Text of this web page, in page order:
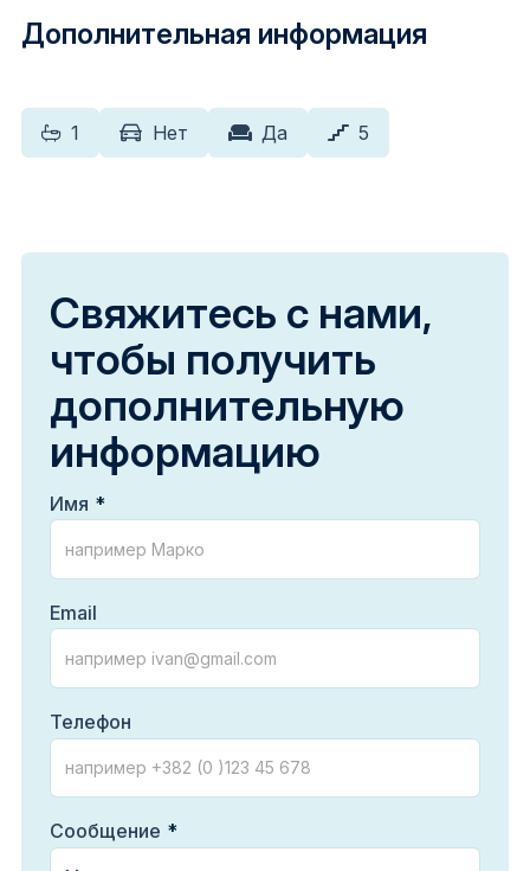
Дополнительная информация
1 Нет Да 5
Свяжитесь с нами,
чтобы получить
дополнительную
информацию
Имя
Email
Телефон
Сообщение